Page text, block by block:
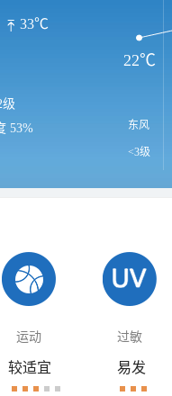
33℃
级
53% 东风
<3级
22℃
运动 过敏
较适宜 易发